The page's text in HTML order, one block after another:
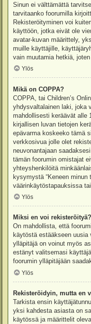
Sinun ei välttämättä
tarvitaanko foorumilla
Rekisteröityminen voi
käyttöön, jotka eivät ole
avatar-kuvan määrittely,
muille käyttäjille,
vain muutamia hetkiä,
Ylös
Mikä on COPPA?
COPPA, tai Children’s
yhdysvaltalainen laki, joka
mahdollisesti keräävät alle
kirjallisen luvan tietojen
epävarma koskeeko tämä
verkkosivua jolle olet
neuvonantajaan
tämän foorumin omistajat
yhteyshenkilöitä
kysymystä “Keneen minun
väärinkäytöstapauksissa
Ylös
Miksi en voi rekisteröityä?
On mahdollista, että
käytöstä estääkseen
ylläpitäjä on voinut myös
estänyt valitsemasi
foorumin ylläpitäjään
Ylös
Rekisteröidyin, mutta en
Tarkista ensin
yksi kahdesta asiasta on
käytössä ja määrittelit